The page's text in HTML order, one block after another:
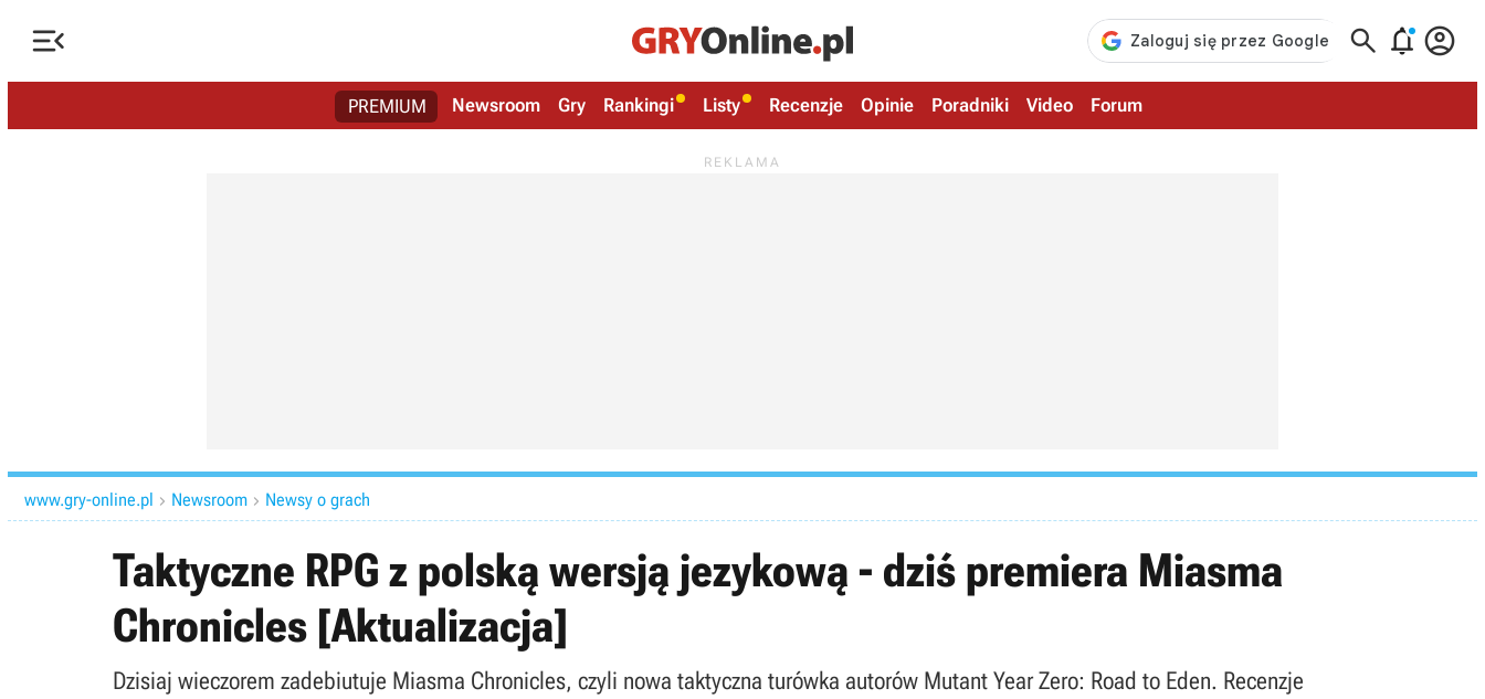
   
PREMIUM Newsroom Gry Rankingi Listy Recenzje Opinie Poradniki Video Forum
www.gry-online.pl  Newsroom  Newsy o grach
Taktyczne RPG z polską wersją jezykową - dziś premiera Miasma
Chronicles [Aktualizacja]
Dzisiaj wieczorem zadebiutuje Miasma Chronicles, czyli nowa taktyczna turówka autorów Mutant Year Zero: Road to Eden. Recenzje